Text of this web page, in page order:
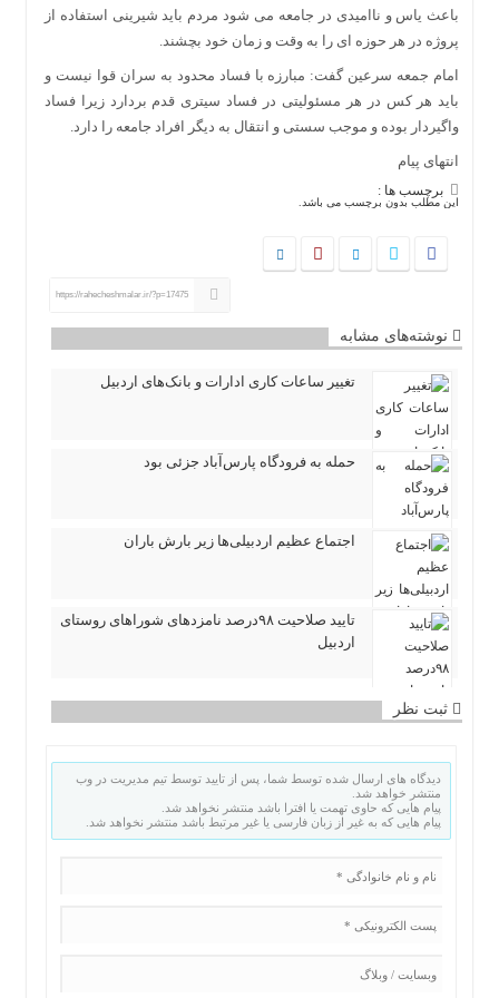
باعث یاس و ناامیدی در جامعه می شود مردم باید شیرینی استفاده از
پروژه در هر حوزه ای را به وقت و زمان خود بچشند.
امام جمعه سرعین گفت: مبارزه با فساد محدود به سران قوا نیست و
باید هر کس در هر مسئولیتی در فساد سیتری قدم بردارد زیرا فساد
واگیردار بوده و موجب سستی و انتقال به دیگر افراد جامعه را دارد.
انتهای پیام
برچسب ها :
این مطلب بدون برچسب می باشد.
https://rahecheshmalar.ir/?p=17475
نوشته‌های مشابه
تغییر ساعات کاری ادارات و بانک‌های اردبیل
حمله به فرودگاه پارس‌‌آباد جزئی بود
اجتماع عظیم اردبیلی‌ها زیر بارش باران
تایید صلاحیت ۹۸درصد نامزدهای شوراهای روستای
اردبیل
ثبت نظر
دیدگاه های ارسال شده توسط شما، پس از تایید توسط تیم مدیریت در وب
منتشر خواهد شد.
پیام هایی که حاوی تهمت یا افترا باشد منتشر نخواهد شد.
پیام هایی که به غیر از زبان فارسی یا غیر مرتبط باشد منتشر نخواهد شد.